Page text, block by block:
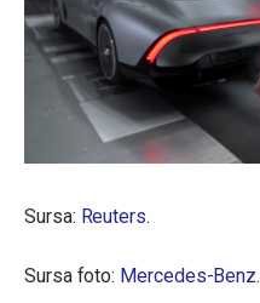
Sursa: Reuters.
Sursa foto: Mercedes-Benz.